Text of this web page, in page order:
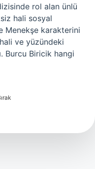
rol alan ünlü
hali sosyal
Menekşe karakterini
ve yüzündeki
Burcu Biricik hangi